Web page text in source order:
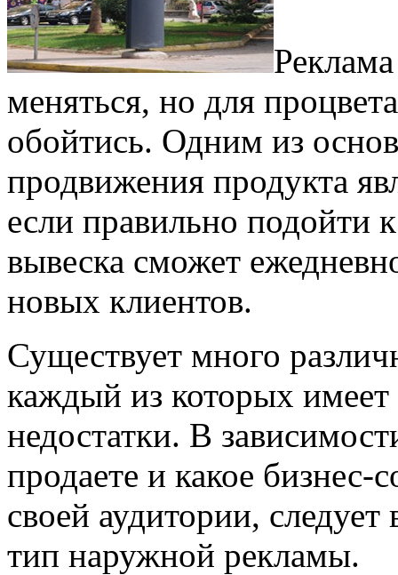
меняться, но для
обойтись. Одним из
продвижения продукта
если правильно подойти
вывеска сможет
новых клиентов.
Существует много
каждый из которых
недостатки. В
продаете и какое
своей аудитории,
тип наружной рекламы.